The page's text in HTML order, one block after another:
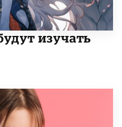
изучать